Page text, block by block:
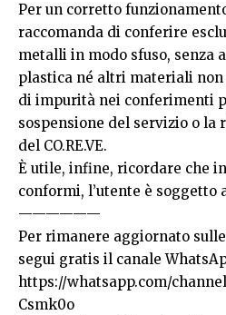
Per un corretto
raccomanda di conferire
metalli in modo sfuso, senza
plastica né altri materiali
di impurità nei conferimenti
sospensione del servizio o
del CO.RE.VE.
È utile, infine, ricordare che
conformi, l’utente è soggetto
——————
Per rimanere aggiornato
segui gratis il canale
https://whatsapp.com/
Csmk0o